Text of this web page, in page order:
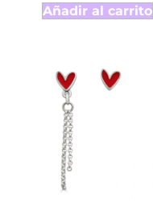
Añadir al carrito